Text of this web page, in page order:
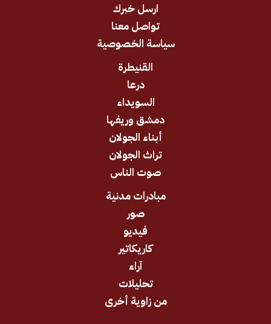
ارسل خبرك
تواصل معنا
سياسة الخصوصية
دمشق وريفها
أبناء الجولان
تراث الجولان
صوت الناس
مبادرات مدنية
من زاوية أخرى